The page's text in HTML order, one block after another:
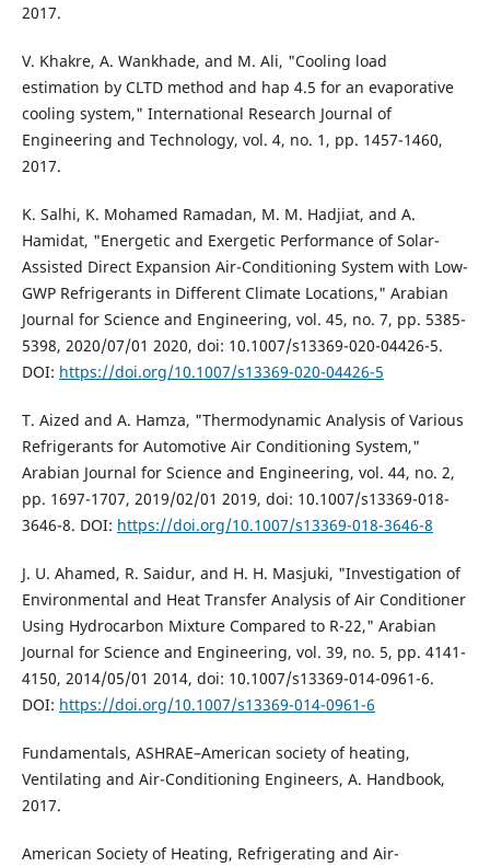
2017.
V. Khakre, A. Wankhade, and M. Ali, "Cooling load
estimation by CLTD method and hap 4.5 for an evaporative
cooling system," International Research Journal of
Engineering and Technology, vol. 4, no. 1, pp. 1457-1460,
2017.
K. Salhi, K. Mohamed Ramadan, M. M. Hadjiat, and A.
Hamidat, "Energetic and Exergetic Performance of Solar-
Assisted Direct Expansion Air-Conditioning System with Low-
GWP Refrigerants in Different Climate Locations," Arabian
Journal for Science and Engineering, vol. 45, no. 7, pp. 5385-
5398, 2020/07/01 2020, doi: 10.1007/s13369-020-04426-5.
DOI: https://doi.org/10.1007/s13369-020-04426-5
T. Aized and A. Hamza, "Thermodynamic Analysis of Various
Refrigerants for Automotive Air Conditioning System,"
Arabian Journal for Science and Engineering, vol. 44, no. 2,
pp. 1697-1707, 2019/02/01 2019, doi: 10.1007/s13369-018-
3646-8. DOI: https://doi.org/10.1007/s13369-018-3646-8
J. U. Ahamed, R. Saidur, and H. H. Masjuki, "Investigation of
Environmental and Heat Transfer Analysis of Air Conditioner
Using Hydrocarbon Mixture Compared to R-22," Arabian
Journal for Science and Engineering, vol. 39, no. 5, pp. 4141-
4150, 2014/05/01 2014, doi: 10.1007/s13369-014-0961-6.
DOI: https://doi.org/10.1007/s13369-014-0961-6
Fundamentals, ASHRAE–American society of heating,
Ventilating and Air-Conditioning Engineers, A. Handbook,
2017.
American Society of Heating, Refrigerating and Air-